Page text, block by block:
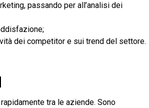
passando per all’analisi dei
dei competitor e sui trend del settore.
tra le aziende. Sono